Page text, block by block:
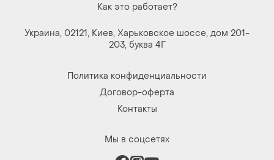
Как это работает?
Украина, 02121, Киев, Харьковское шоссе, дом 201-
203, буква 4Г
Политика конфиденциальности
Договор-оферта
Контакты
Мы в соцсетях